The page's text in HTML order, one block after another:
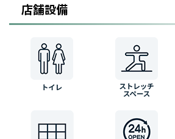
店舗設備